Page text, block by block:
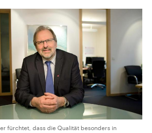
fürchtet, dass die Qualität besonders in